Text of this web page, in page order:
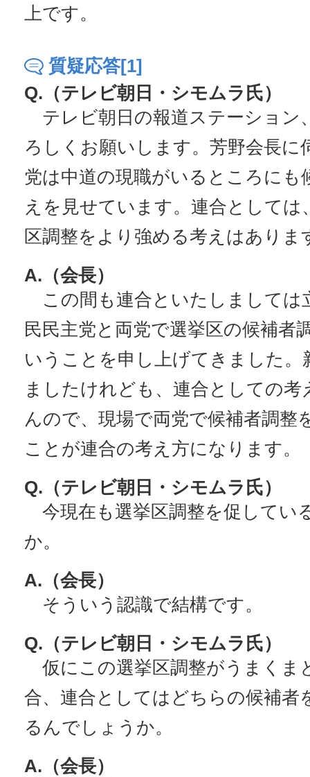
上です。
質疑応答[1]
Q.（テレビ朝日・シモムラ氏）
テレビ朝日の報道ステーション
ろしくお願いします。芳野会長に
党は中道の現職がいるところにも
えを見せています。連合としては
区調整をより強める考えはありま
A.（会長）
この間も連合といたしましては
民民主党と両党で選挙区の候補者
いうことを申し上げてきました。
ましたけれども、連合としての考
んので、現場で両党で候補者調整
ことが連合の考え方になります。
Q.（テレビ朝日・シモムラ氏）
今現在も選挙区調整を促してい
か。
A.（会長）
そういう認識で結構です。
Q.（テレビ朝日・シモムラ氏）
仮にこの選挙区調整がうまくま
合、連合としてはどちらの候補者
るんでしょうか。
A.（会長）